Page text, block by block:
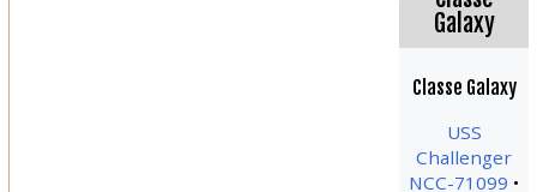
Galaxy
Classe Galaxy
USS
Challenger
NCC-71099